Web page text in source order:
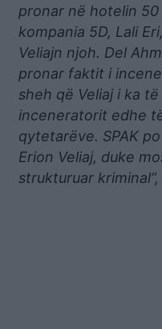
pronar në hotelin
kompania 5D, Lali
Veliajn njoh. Del
pronar faktit i
sheh që Veliaj i ka
inceneratorit edhe
qytetarëve. SPAK
Erion Veliaj, duke
strukturuar kriminal”,